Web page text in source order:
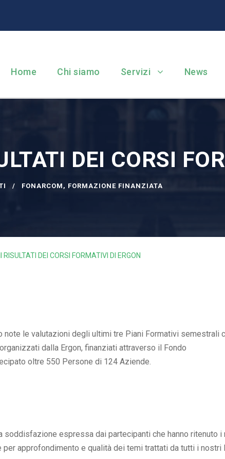
Home Chi siamo Servizi News
DEI CORSI
FONARCOM , FORMAZIONE FINANZIATA
RISULTATI DEI CORSI FORMATIVI DI ERGON
note le valutazioni degli ultimi tre Piani Formativi semestrali
dalla Ergon, finanziati attraverso il Fondo
oltre 550 Persone di 124 Aziende.
espressa dai partecipanti che hanno ritenuto i
approfondimento e qualità dei temi trattati da tutti i nostri